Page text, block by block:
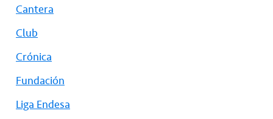
Cantera
Club
Crónica
Fundación
Liga Endesa